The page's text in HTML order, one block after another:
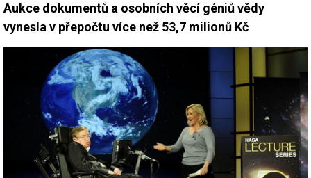
Aukce dokumentů a osobních věcí géniů vědy
vynesla v přepočtu více než 53,7 milionů Kč